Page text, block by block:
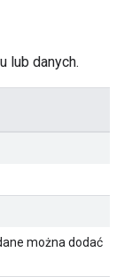
lub danych.
można dodać